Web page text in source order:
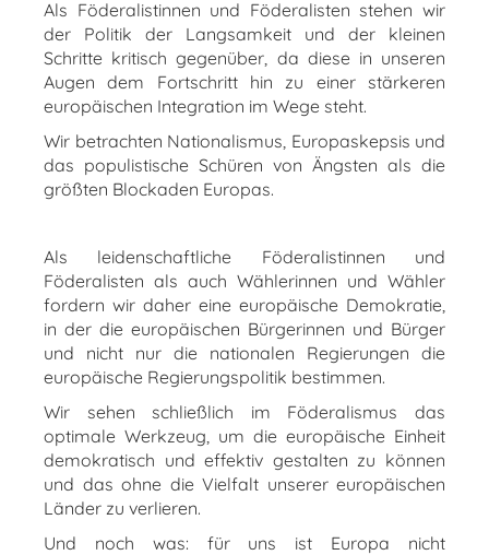
Als Föderalistinnen und Föderalisten stehen wir
der Politik der Langsamkeit und der kleinen
Schritte kritisch gegenüber, da diese in unseren
Augen dem Fortschritt hin zu einer stärkeren
europäischen Integration im Wege steht.
Wir betrachten Nationalismus, Europaskepsis und
das populistische Schüren von Ängsten als die
größten Blockaden Europas.
Als leidenschaftliche Föderalistinnen und
Föderalisten als auch Wählerinnen und Wähler
fordern wir daher eine europäische Demokratie,
in der die europäischen Bürgerinnen und Bürger
und nicht nur die nationalen Regierungen die
europäische Regierungspolitik bestimmen.
Wir sehen schließlich im Föderalismus das
optimale Werkzeug, um die europäische Einheit
demokratisch und effektiv gestalten zu können
und das ohne die Vielfalt unserer europäischen
Länder zu verlieren.
Und noch was: für uns ist Europa nicht